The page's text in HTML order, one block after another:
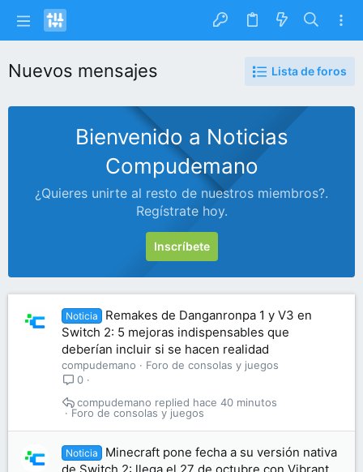
Nuevos mensajes Lista de foros
Bienvenido a Noticias
Compudemano
¿Quieres unirte al resto de nuestros miembros?.
Regístrate hoy.
Inscríbete
Noticia
Remakes de Danganronpa 1 y V3 en
Switch 2: 5 mejoras indispensables que
deberían incluir si se hacen realidad
compudemano
Foro de consolas y juegos
0
Foro de consolas y juegos
hace 40 minutos
compudemano
Noticia
Minecraft pone fecha a su versión nativa